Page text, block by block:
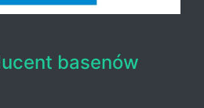
basenów